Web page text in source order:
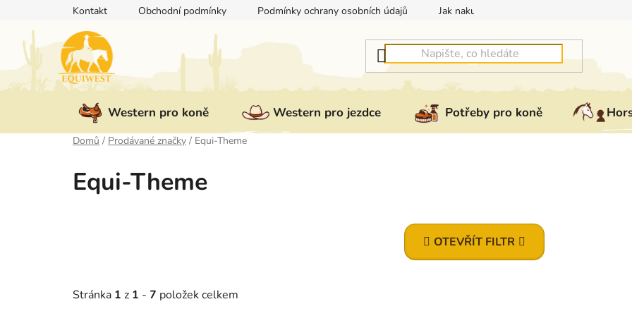
obsah
Kontakt Obchodní podmínky Podmínky ochrany osobních údajů Jak nakupovat
Western pro koně Western pro jezdce Potřeby pro koně
Domů / Prodávané značky / Equi-Theme
Equi-Theme
OTEVŘÍT FILTR
Stránka 1 z 1 - 7 položek celkem